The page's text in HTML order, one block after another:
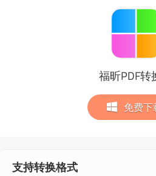
福昕PDF转
免费下
支持转换格式